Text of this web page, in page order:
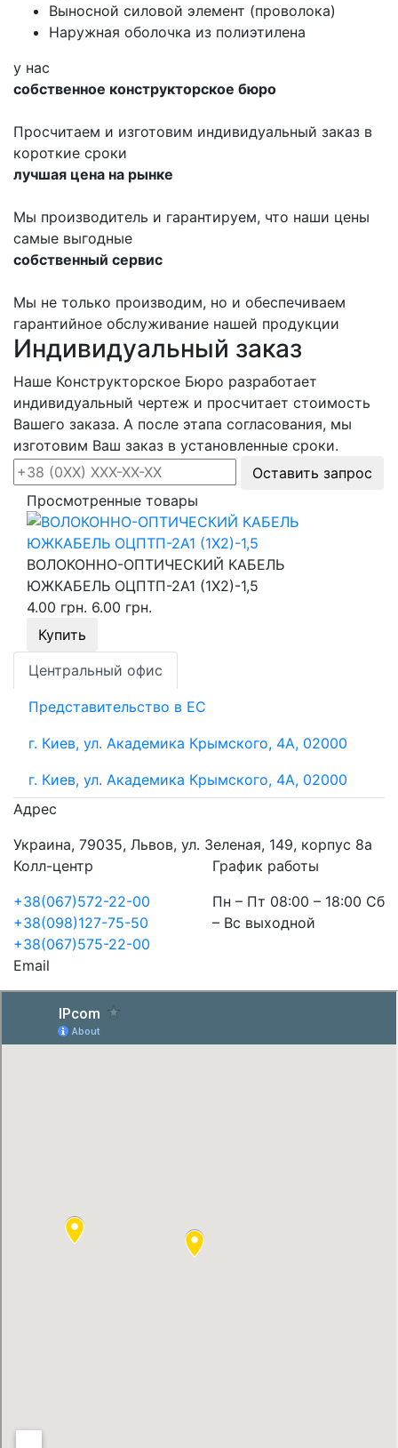
Выносной силовой элемент (проволока)
Наружная оболочка из полиэтилена
у нас
собственное конструкторское бюро
Просчитаем и изготовим индивидуальный заказ в
короткие сроки
лучшая цена на рынке
Мы производитель и гарантируем, что наши цены
самые выгодные
собственный сервис
Мы не только производим, но и обеспечиваем
гарантийное обслуживание нашей продукции
Индивидуальный заказ
Наше Конструкторское Бюро разработает
индивидуальный чертеж и просчитает стоимость
Вашего заказа. А после этапа согласования, мы
изготовим Ваш заказ в установленные сроки.
Оставить запрос
Просмотренные товары
ВОЛОКОННО-ОПТИЧЕСКИЙ КАБЕЛЬ
ЮЖКАБЕЛЬ ОЦПТП-2А1 (1Х2)-1,5
4.00 грн. 6.00 грн.
Купить
Центральный офис
Представительство в ЕС
г. Киев, ул. Академика Крымского, 4А, 02000
г. Киев, ул. Академика Крымского, 4А, 02000
Адрес
Украина, 79035, Львов, ул. Зеленая, 149, корпус 8а
Колл-центр
+38(067)572-22-00
+38(098)127-75-50
+38(067)575-22-00
График работы
Пн – Пт 08:00 – 18:00 Сб
– Вс выходной
Email